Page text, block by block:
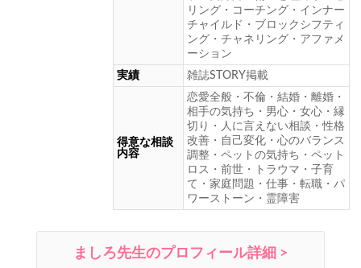
リング・コーチング・インナー
チャイルド・ブロックシフティ
ング・チャネリング・アファメ
ーション
実績
雑誌STORY掲載
得意な相談
内容
恋愛全般・不倫・結婚・離婚・
相手の気持ち・男心・女心・縁
切り・人に言えない相談・性格
改善・自己変化・心のバランス
調整・ペットの気持ち・ペット
ロス・前世・トラウマ・子育
て・家庭問題・仕事・転職・パ
ワーストーン・霊障害
ましろ先生のプロフィール詳細 >